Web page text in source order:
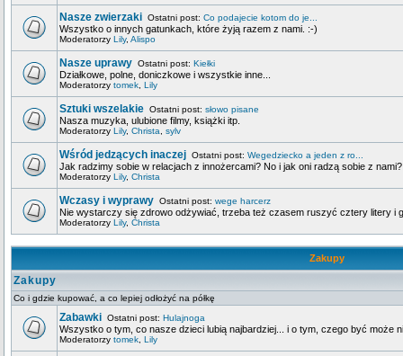
Nasze zwierzaki Ostatni post: Co podajecie kotom do je...
Wszystko o innych gatunkach, które żyją razem z nami. :-)
Moderatorzy Lily, Alispo
Nasze uprawy Ostatni post: Kiełki
Działkowe, polne, doniczkowe i wszystkie inne...
Moderatorzy tomek Lily
Sztuki wszelakie Ostatni post: słowo pisane
Nasza muzyka, ulubione filmy, książki itp.
Moderatorzy Lily, Christa sylv
Wśród jedzących inaczej Ostatni post: Wegedziecko a jeden z ro...
Jak radzimy sobie w relacjach z innożercami? No i jak oni radzą sobie z nami?
Moderatorzy Lily, Christa
Wczasy i wyprawy Ostatni post: wege harcerz
Nie wystarczy się zdrowo odżywiać, trzeba też czasem ruszyć cztery litery i
Moderatorzy Lily, Christa
Zakupy
Zakupy
Co i gdzie kupować, a co lepiej odłożyć na półkę
Zabawki Ostatni post: Hulajnoga
Wszystko o tym, co nasze dzieci lubią najbardziej... i o tym, czego być może
Moderatorzy tomek Lily